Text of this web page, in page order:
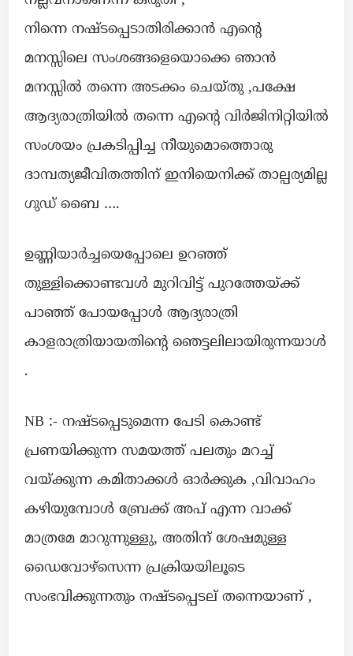
നിന്നെ നഷ്ടപ്പെടാതിരിക്കാൻ എൻ്റെ
മനസ്സിലെ സംശങ്ങളെയൊക്കെ ഞാൻ
മനസ്സിൽ തന്നെ അടക്കം ചെയ്തു ,പക്ഷേ
ആദ്യരാത്രിയിൽ തന്നെ എൻ്റെ വിർജിനിറ്റിയിൽ
സംശയം പ്രകടിപ്പിച്ച നീയുമൊത്തൊരു
ദാമ്പത്യജീവിതത്തിന് ഇനിയെനിക്ക് താല്പര്യമില്ല
ഗുഡ് ബൈ ….
ഉണ്ണിയാർച്ചയെപ്പോലെ ഉറഞ്ഞ്
തുള്ളിക്കൊണ്ടവൾ മുറിവിട്ട് പുറത്തേയ്ക്ക്
പാഞ്ഞ് പോയപ്പോൾ ആദ്യരാത്രി
കാളരാത്രിയായതിൻ്റെ ഞെട്ടലിലായിരുന്നയാൾ
.
NB :- നഷ്ടപ്പെടുമെന്ന പേടി കൊണ്ട്
പ്രണയിക്കുന്ന സമയത്ത് പലതും മറച്ച്
വയ്ക്കുന്ന കമിതാക്കൾ ഓർക്കുക ,വിവാഹം
കഴിയുമ്പോൾ ബ്രേക്ക് അപ് എന്ന വാക്ക്
മാത്രമേ മാറുന്നുള്ളു, അതിന് ശേഷമുള്ള
ഡൈവോഴ്സെന്ന പ്രക്രിയയിലൂടെ
സംഭവിക്കുന്നതും നഷ്ടപ്പെടല് തന്നെയാണ് ,